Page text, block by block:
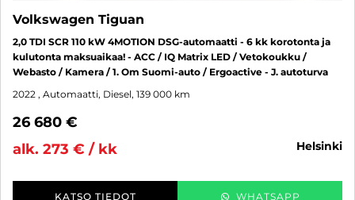
Volkswagen Tiguan
2,0 TDI SCR 110 kW 4MOTION DSG-automaatti - 6 kk korotonta ja
kulutonta maksuaikaa! - ACC / IQ Matrix LED / Vetokoukku /
Webasto / Kamera / 1. Om Suomi-auto / Ergoactive - J. autoturva
2022 , Automaatti, Diesel, 139 000 km
26 680 €
alk. 273 € / kk
helsinki
KATSO TIEDOT WHATSAPP